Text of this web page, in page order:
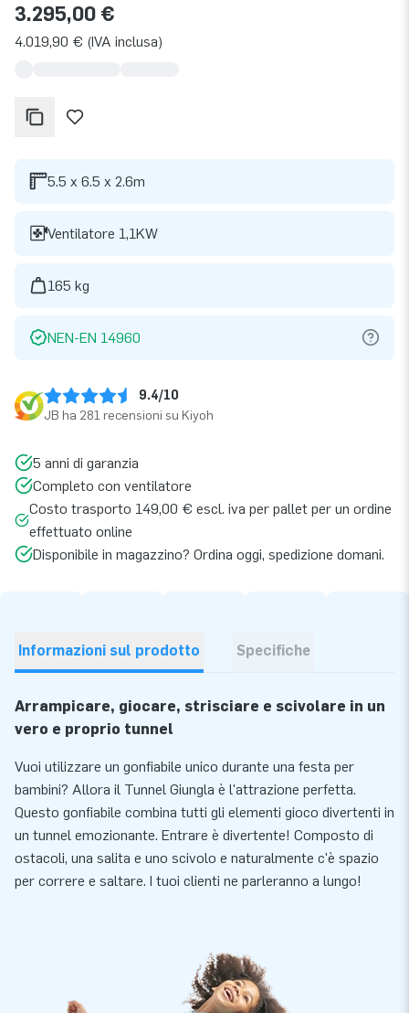
3.295,00 €
4.019,90 € (IVA inclusa)
5.5 x 6.5 x 2.6m
Ventilatore 1,1KW
165 kg
NEN-EN 14960
9.4/10
JB ha 281 recensioni su Kiyoh
5 anni di garanzia
Completo con ventilatore
Costo trasporto 149,00 € escl. iva per pallet per un ordine
effettuato online
Disponibile in magazzino? Ordina oggi, spedizione domani.
Informazioni sul prodotto Specifiche
Arrampicare, giocare, strisciare e scivolare in un
vero e proprio tunnel
Vuoi utilizzare un gonfiabile unico durante una festa per
bambini? Allora il Tunnel Giungla è l'attrazione perfetta.
Questo gonfiabile combina tutti gli elementi gioco divertenti in
un tunnel emozionante. Entrare è divertente! Composto di
ostacoli, una salita e uno scivolo e naturalmente c'è spazio
per correre e saltare. I tuoi clienti ne parleranno a lungo!